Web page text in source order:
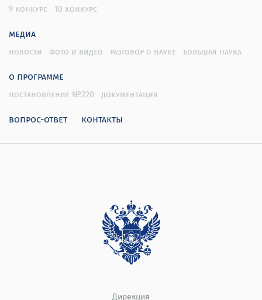
9 конкурс
10 конкурс
медиа
новости фото и видео разговор о науке большая наука
о программе
постановление №220 документация
вопрос-ответ контакты
Дирекция